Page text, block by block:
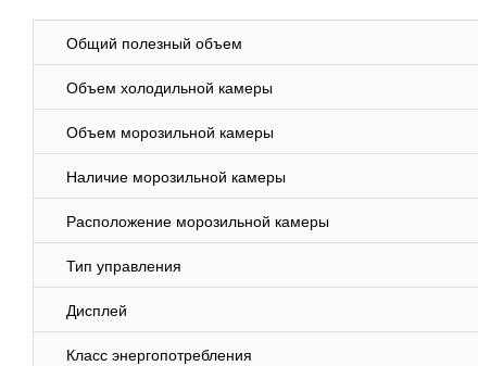
Общий полезный объем
Объем холодильной камеры
Объем морозильной камеры
Наличие морозильной камеры
Расположение морозильной камеры
Тип управления
Дисплей
Класс энергопотребления